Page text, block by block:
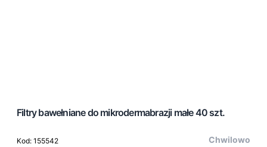
Filtry bawełniane do mikrodermabrazji małe 40 szt.
Kod: 155542
Chwilowo